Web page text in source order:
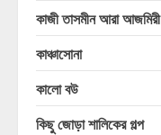
কাজী তাসমীন আরা আজমিরী
কাঞ্চাসোনা
কালো বউ
কিছু জোড়া শালিকের গল্প